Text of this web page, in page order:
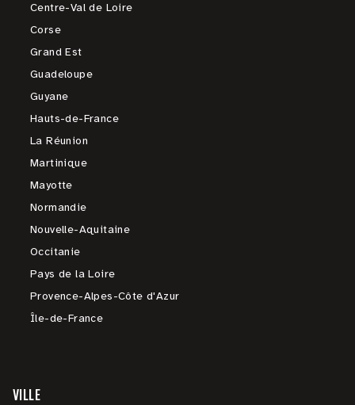
Centre-Val de Loire
Corse
Grand Est
Guadeloupe
Guyane
Hauts-de-France
La Réunion
Martinique
Mayotte
Normandie
Nouvelle-Aquitaine
Occitanie
Pays de la Loire
Provence-Alpes-Côte d'Azur
Île-de-France
VILLE